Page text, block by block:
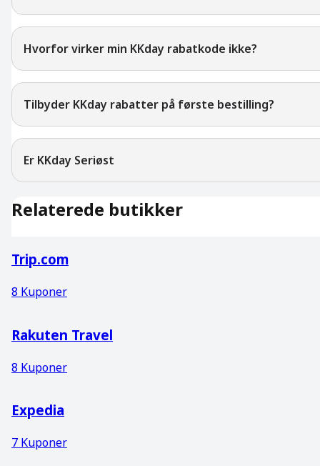
Hvorfor virker min KKday rabatkode ikke?
Tilbyder KKday rabatter på første bestilling?
Er KKday Seriøst
Relaterede butikker
Trip.com
8 Kuponer
Rakuten Travel
8 Kuponer
Expedia
7 Kuponer